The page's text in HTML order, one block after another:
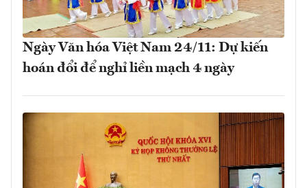
Ngày Văn hóa Việt Nam 24/11: Dự kiến
hoán đổi để nghỉ liền mạch 4 ngày